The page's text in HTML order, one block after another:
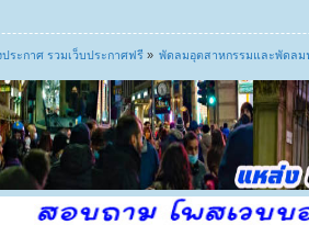
ระกาศ รวมเว็บประกาศฟรี» พัดลมอุตสาหกรรมและพัดลม